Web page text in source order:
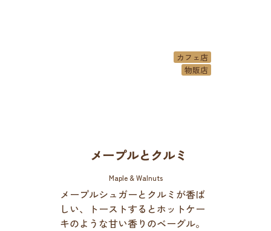
メープルとクルミ
Maple & Walnuts
メープルシュガーとクルミが香ば
しい、トーストするとホットケー
キのような甘い香りのベーグル。
カフェ店
物販店